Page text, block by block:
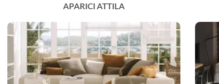
APARICI ATTILA